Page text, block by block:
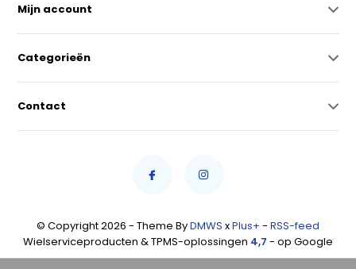
Mijn account
Categorieën
Contact
© Copyright 2026 - Theme ByDMWS xPlus+ - RSS-feed
Wielserviceproducten & TPMS-oplossingen 4,7 - op Google